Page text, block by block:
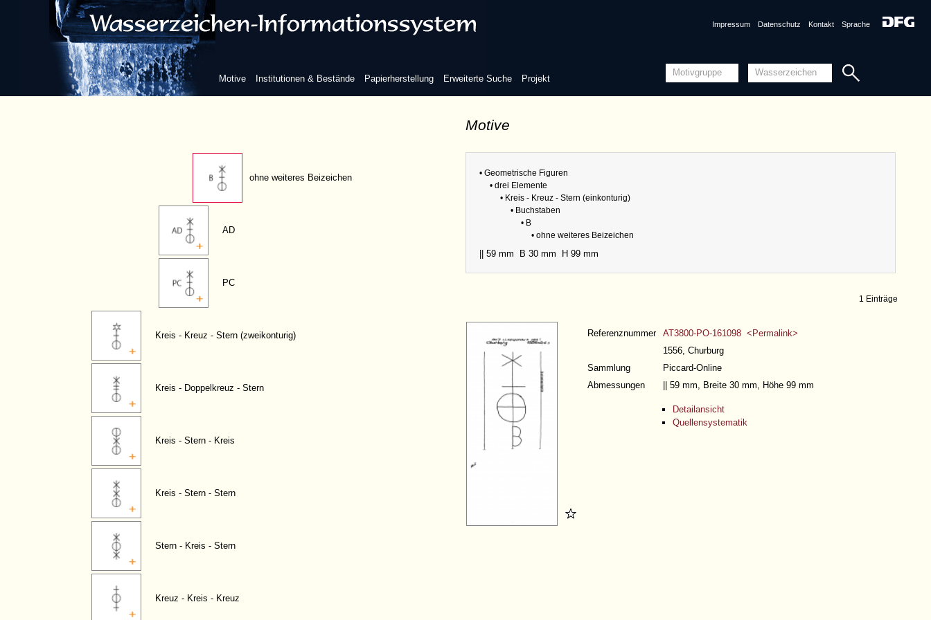
Motive Institutionen & Bestände Papierherstellung Erweiterte Suche Projekt
Impressum Datenschutz Kontakt Sprache
Motive
ohne Beizeichen
Buchstaben
ohne weiteres Beizeichen
AD
PC
Kreis - Kreuz - Stern (zweikonturig)
Kreis - Doppelkreuz - Stern
Kreis - Stern - Kreis
Kreis - Stern - Stern
Stern - Kreis - Stern
Kreuz - Kreis - Kreuz
• Geometrische Figuren
• drei Elemente
• Kreis - Kreuz - Stern (einkonturig)
• Buchstaben
• B
• ohne weiteres Beizeichen
|| 59 mm B 30 mm H 99 mm
1 Einträge
Referenznummer
AT3800-PO-161098 <Permalink>
1556, Churburg
Sammlung
Piccard-Online
Abmessungen
|| 59 mm, Breite 30 mm, Höhe 99 mm
Detailansicht
Quellensystematik